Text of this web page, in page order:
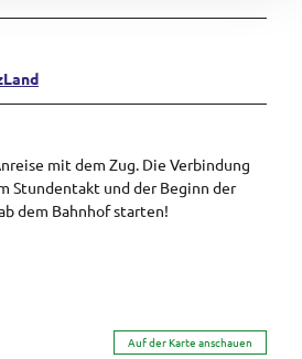
mit dem Zug. Die Verbindung
Stundentakt und der Beginn der
dem Bahnhof starten!
Auf der Karte anschauen